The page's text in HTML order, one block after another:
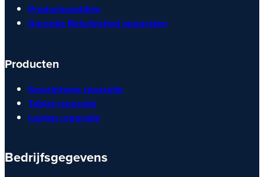
Productcondities
Garantie Refurbished apparaten
Producten
Smartphone reparatie
Tablet reparatie
Laptop reparatie
Bedrijfsgegevens